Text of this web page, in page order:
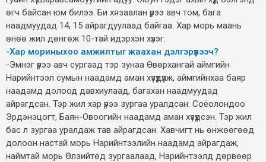
өгч байсан юм билээ. Би хязаалан үрээ авч том, бага
наадмуудад 14, 15 айрагдуулаад байгаа. Хар морь маань
өнөө жил дөнгөж 10-тай идэрхэн хүлэг.
-Хар мориныхоо амжилтыг жаахан дэлгэрүүлээч?
-Эмнэг үрээ авч сургаад тэр зунаа Өвөрхангай аймгийн
Нарийнтээл сумын наадамд аман хүзүүдүүлж, аймгийнхаа баяр
наадамд долоод давхиулаад, багахан наадмуудад
айрагдсан. Тэр жил хар үрээ зургаа уралдсан. Соёолондоо
Эрдэнэцогт, Баян-Овоогийн наадамд аман хүзүүдсэн. Тэр жил
бас л зургаа уралдаж тав айрагдсан. Хавчигт нь өнжөөгөөд
долоон настай морь Нарийнтээлийн наадамд айрагдаж,
наймтай морь Өлзийтөд зургаалаад, Нарийнтээлд дөрвөөр